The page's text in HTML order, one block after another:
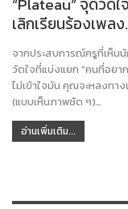
เลิกเรียนร้องเพลง
จากประสบการณ์ครูที่เห็น
วัดใจที่แบ่งแยก "คนที่อยา
ไม่เข้าใจมัน คุณจะหลงทา
(แบบเห็นภาพชัด ๆ)…
อ่านเพิ่มเติม...